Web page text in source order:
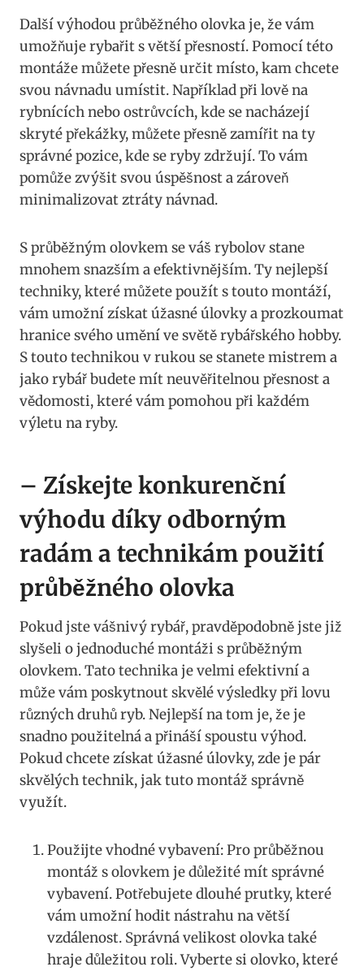
Další výhodou průběžného olovka je, že⁣ vám
umožňuje rybařit s‌ větší přesností. ⁤Pomocí této
‍montáže‌ můžete přesně určit místo, kam chcete
svou ⁤návnadu‍ umístit. Například⁢ při lově ‍na
rybnících nebo ostrůvcích, kde ⁣se nacházejí
⁤skryté překážky, můžete přesně zamířit ⁤na ty
⁤správné‍ pozice,⁣ kde se ryby zdržují. To vám
pomůže zvýšit⁤ svou úspěšnost a zároveň
minimalizovat​ ztráty⁣ návnad.
S průběžným⁣ olovkem se váš rybolov stane
mnohem​ snazším a⁣ efektivnějším. Ty nejlepší⁤
techniky, které můžete použít s touto montáží,
vám umožní získat ‍úžasné‌ úlovky a prozkoumat
hranice svého umění ve světě⁢ rybářského hobby.⁤
S touto technikou ⁤v rukou se stanete mistrem ⁢a ​
jako rybář budete mít ⁣neuvěřitelnou‍ přesnost a
vědomosti, které⁤ vám pomohou ⁤při každém
výletu na ⁤ryby.
– Získejte konkurenční
výhodu ‍díky odborným⁢
radám a technikám⁤ použití
průběžného olovka
Pokud⁣ jste vášnivý ‍rybář, pravděpodobně jste již
slyšeli⁤ o jednoduché montáži s průběžným
olovkem. Tato ⁢technika⁣ je‌ velmi efektivní a
může ‍vám poskytnout⁢ skvělé výsledky při lovu
různých druhů ⁤ryb. Nejlepší na ⁢tom je,⁢ že je
snadno použitelná a⁤ přináší ⁣spoustu výhod.
‌Pokud chcete získat úžasné⁣ úlovky,‌ zde⁢ je pár
skvělých technik,⁤ jak tuto montáž správně
⁣využít.
Použijte⁣ vhodné vybavení: Pro‌ průběžnou
montáž s olovkem je⁢ důležité mít⁢ správné
vybavení. Potřebujete dlouhé prutky, které
vám umožní hodit‍ nástrahu na větší
vzdálenost. Správná velikost olovka také
hraje ‌důležitou roli.⁤ Vyberte ⁤si​ olovko, které